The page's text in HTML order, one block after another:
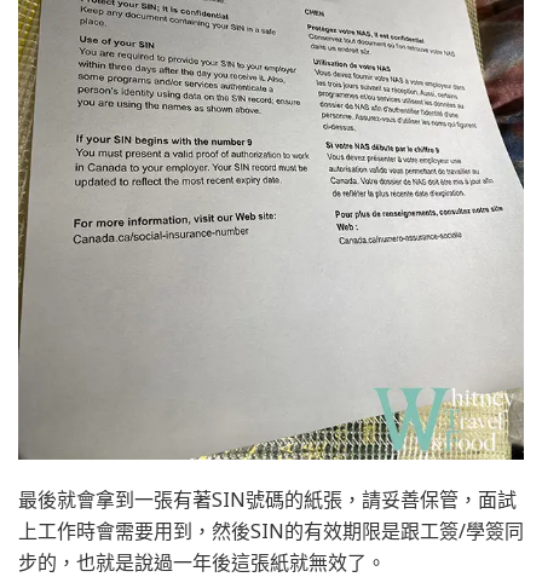
最後就會拿到一張有著SIN號碼的紙張，請妥善保管，面試
上工作時會需要用到，然後SIN的有效期限是跟工簽/學簽同
步的，也就是說過一年後這張紙就無效了。